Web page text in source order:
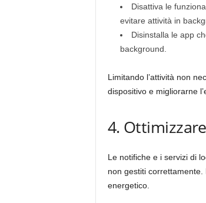
Disattiva le
evitare attività in
Disinstalla le app
background.
Limitando l’attività non
dispositivo e migliorarne
4.
Le notifiche e i servizi di
non gestiti
energetico.